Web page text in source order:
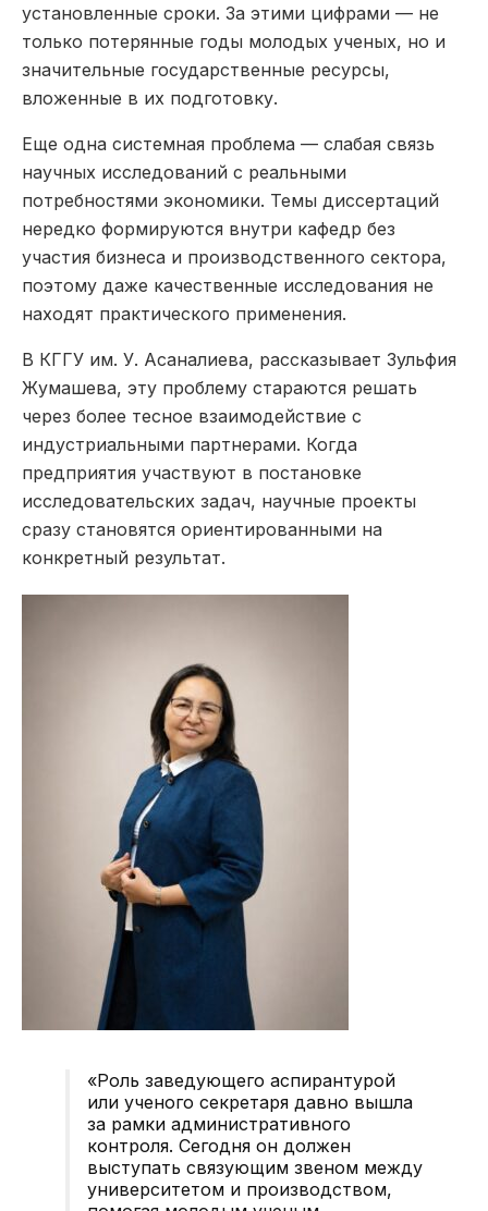
установленные сроки. За этими цифрами — не
только потерянные годы молодых ученых, но и
значительные государственные ресурсы,
вложенные в их подготовку.
Еще одна системная проблема — слабая связь
научных исследований с реальными
потребностями экономики. Темы диссертаций
нередко формируются внутри кафедр без
участия бизнеса и производственного сектора,
поэтому даже качественные исследования не
находят практического применения.
В КГГУ им. У. Асаналиева, рассказывает Зульфия
Жумашева, эту проблему стараются решать
через более тесное взаимодействие с
индустриальными партнерами. Когда
предприятия участвуют в постановке
исследовательских задач, научные проекты
сразу становятся ориентированными на
конкретный результат.
«Роль заведующего аспирантурой
или ученого секретаря давно вышла
за рамки административного
контроля. Сегодня он должен
выступать связующим звеном между
университетом и производством,